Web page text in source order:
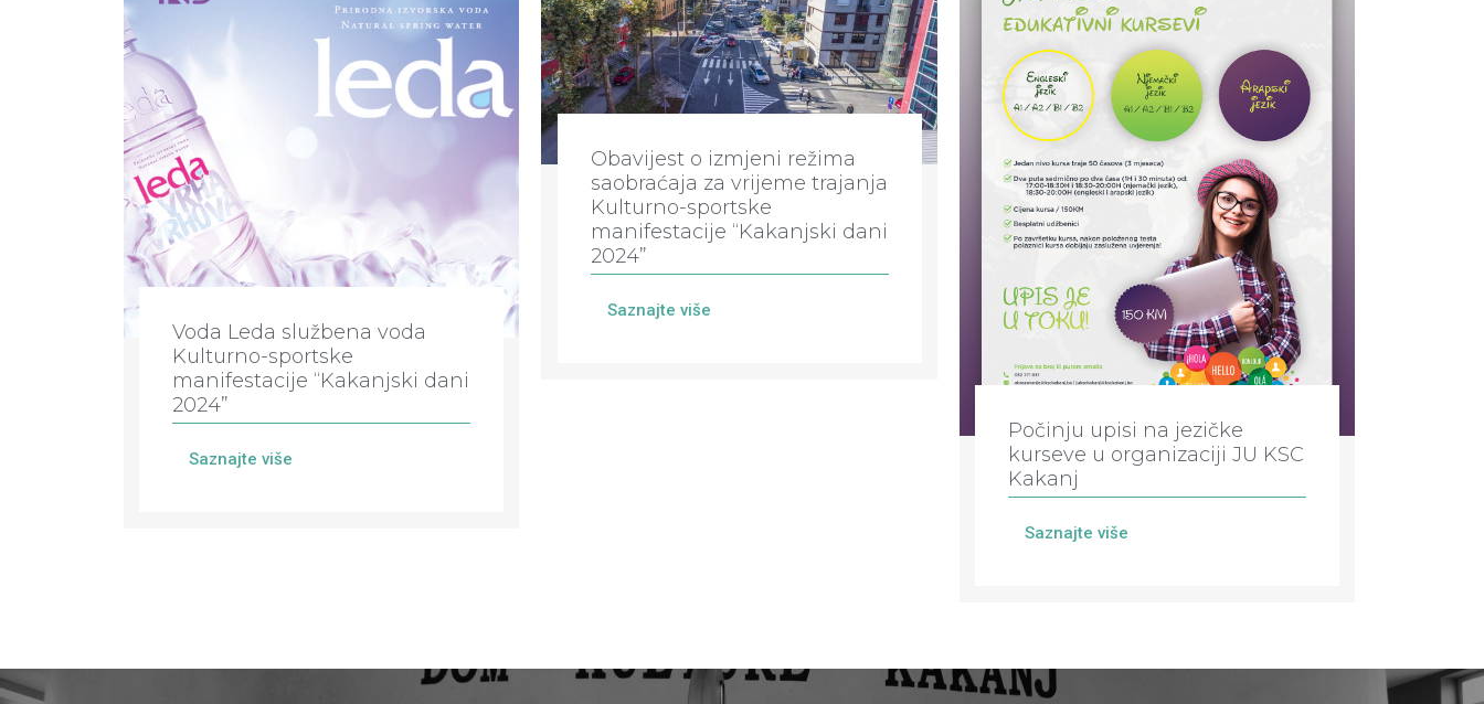
Voda Leda službena voda
Kulturno-sportske
manifestacije “Kakanjski dani
2024”
Saznajte više
Obavijest o izmjeni režima
saobraćaja za vrijeme trajanja
Kulturno-sportske
manifestacije “Kakanjski dani
2024”
Saznajte više
Počinju upisi na jezičke
kurseve u organizaciji JU KSC
Kakanj
Saznajte više